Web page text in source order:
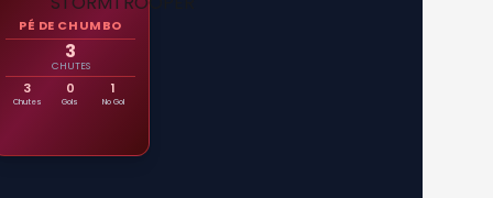
PÉ DE CHUMBO
3
CHUTES
3
Chutes
0
Gols
1
No Gol